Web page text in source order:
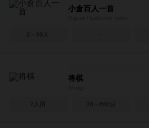
小倉百人一首
2～99人
将棋
2人用 30～600分